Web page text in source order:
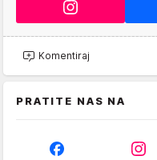
Komentiraj
PRATITE NAS NA